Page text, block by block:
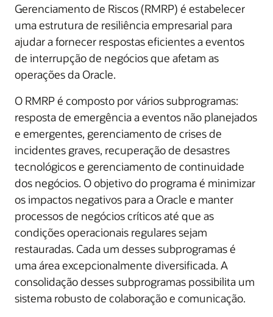
Gerenciamento de Riscos (RMRP) é estabelecer
uma estrutura de resiliência empresarial para
ajudar a fornecer respostas eficientes a eventos
de interrupção de negócios que afetam as
operações da Oracle.
O RMRP é composto por vários subprogramas:
resposta de emergência a eventos não planejados
e emergentes, gerenciamento de crises de
incidentes graves, recuperação de desastres
tecnológicos e gerenciamento de continuidade
dos negócios. O objetivo do programa é minimizar
os impactos negativos para a Oracle e manter
processos de negócios críticos até que as
condições operacionais regulares sejam
restauradas. Cada um desses subprogramas é
uma área excepcionalmente diversificada. A
consolidação desses subprogramas possibilita um
sistema robusto de colaboração e comunicação.